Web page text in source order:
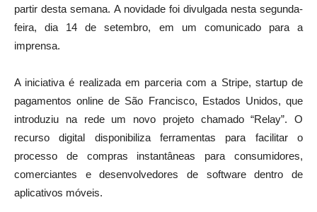
partir desta semana. A novidade foi divulgada nesta segunda-
feira, dia 14 de setembro, em um comunicado para a
imprensa.
A iniciativa é realizada em parceria com a Stripe, startup de
pagamentos online de São Francisco, Estados Unidos, que
introduziu na rede um novo projeto chamado “Relay”. O
recurso digital disponibiliza ferramentas para facilitar o
processo de compras instantâneas para consumidores,
comerciantes e desenvolvedores de software dentro de
aplicativos móveis.